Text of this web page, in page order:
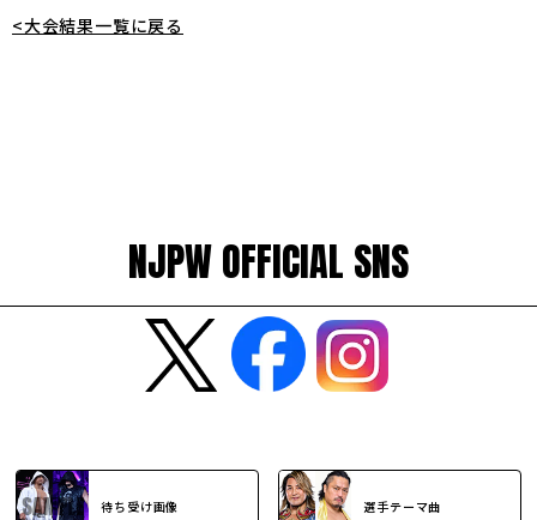
<大会結果一覧に戻る
NJPW OFFICIAL SNS
待ち受け画像 選手テーマ曲